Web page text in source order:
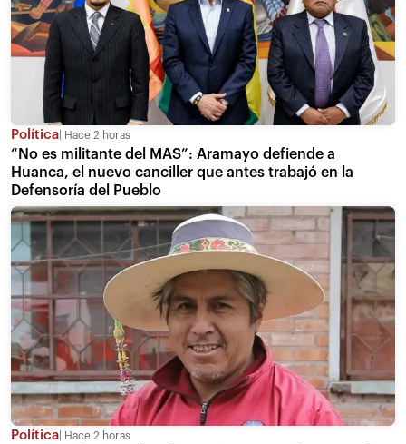
Política Hace 2 horas
“No es militante del MAS”: Aramayo defiende a
Huanca, el nuevo canciller que antes trabajó en la
Defensoría del Pueblo
Política Hace 2 horas